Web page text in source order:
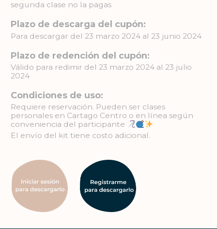
segunda clase no la pagas
Plazo de descarga del cupón:
Para descargar del 23 marzo 2024 al 23 junio 2024
Plazo de redención del cupón:
Válido para redimir del 23 marzo 2024 al 23 julio
2024
Condiciones de uso:
Requiere reservación. Pueden ser clases
personales en Cartago Centro o en línea según
conveniencia del participante
El envío del kit tiene costo adicional.